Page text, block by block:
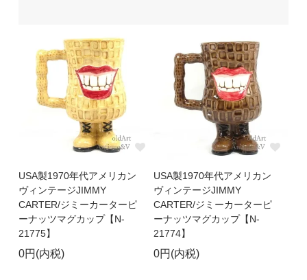
USA製1970年代アメリカン
ヴィンテージJIMMY
CARTER/ジミーカーターピ
ーナッツマグカップ【N-
21775】
0円(内税)
USA製1970年代アメリカン
ヴィンテージJIMMY
CARTER/ジミーカーターピ
ーナッツマグカップ【N-
21774】
0円(内税)